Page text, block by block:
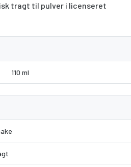
tragt til pulver i licenseret
110 ml